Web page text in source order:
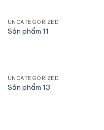
UNCATEGORIZED
Sản phẩm 11
UNCATEGORIZED
Sản phẩm 13